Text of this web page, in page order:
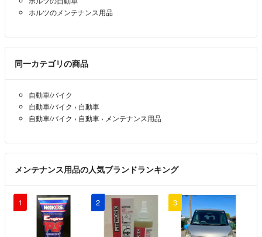
ホルツのメンテナンス用品
同一カテゴリの商品
自動車/バイク
自動車/バイク › 自動車
自動車/バイク › 自動車 › メンテナンス用品
メンテナンス用品の人気ブランドランキング
1 2 3